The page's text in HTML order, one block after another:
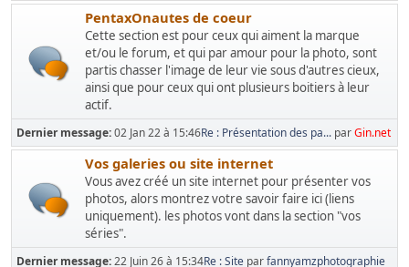
PentaxOnautes de coeur
Cette section est pour ceux qui aiment la marque
et/ou le forum, et qui par amour pour la photo, sont
partis chasser l'image de leur vie sous d'autres cieux,
ainsi que pour ceux qui ont plusieurs boitiers à leur
actif.
Dernier message:02 Jan 22 à 15:46Re : Présentation des pa... parGin.net
Vos galeries ou site internet
Vous avez créé un site internet pour présenter vos
photos, alors montrez votre savoir faire ici (liens
uniquement). les photos vont dans la section "vos
séries".
Dernier message:22 Juin 26 à 15:34Re : Site parfannyamzphotographie